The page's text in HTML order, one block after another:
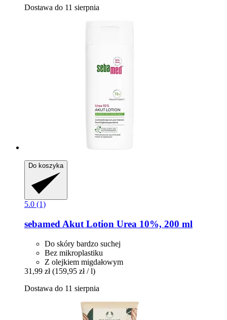
Dostawa do 11 sierpnia
Do koszyka
5.0 (1)
sebamed Akut Lotion Urea 10%, 200 ml
Do skóry bardzo suchej
Bez mikroplastiku
Z olejkiem migdałowym
31,99 zł (159,95 zł / l)
Dostawa do 11 sierpnia